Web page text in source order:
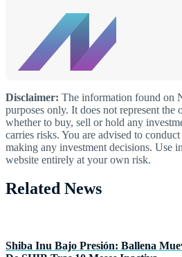
Disclaimer: The information found on
purposes only. It does not represent
whether to buy, sell or hold any
carries risks. You are advised to
making any investment decisions. Use
website entirely at your own risk.
Related News
Shiba Inu Bajo Presión: Ballena